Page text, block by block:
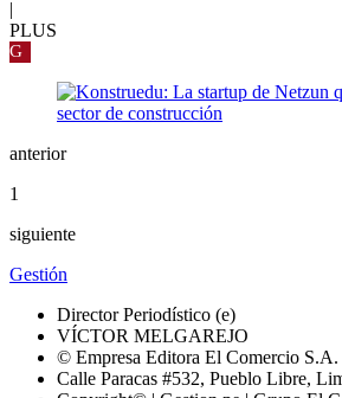
PLUS
G
anterior
1
siguiente
Gestión
Director Periodístico (e)
VÍCTOR MELGAREJO
© Empresa Editora El Comercio S.A.
Calle Paracas #532, Pueblo Libre,